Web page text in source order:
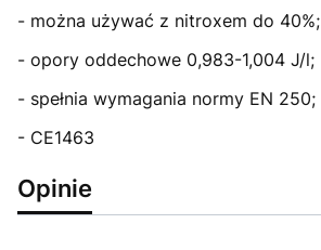
- można używać z nitroxem do 40%;
- opory oddechowe 0,983-1,004 J/l;
- spełnia wymagania normy EN 250;
- CE1463
Opinie